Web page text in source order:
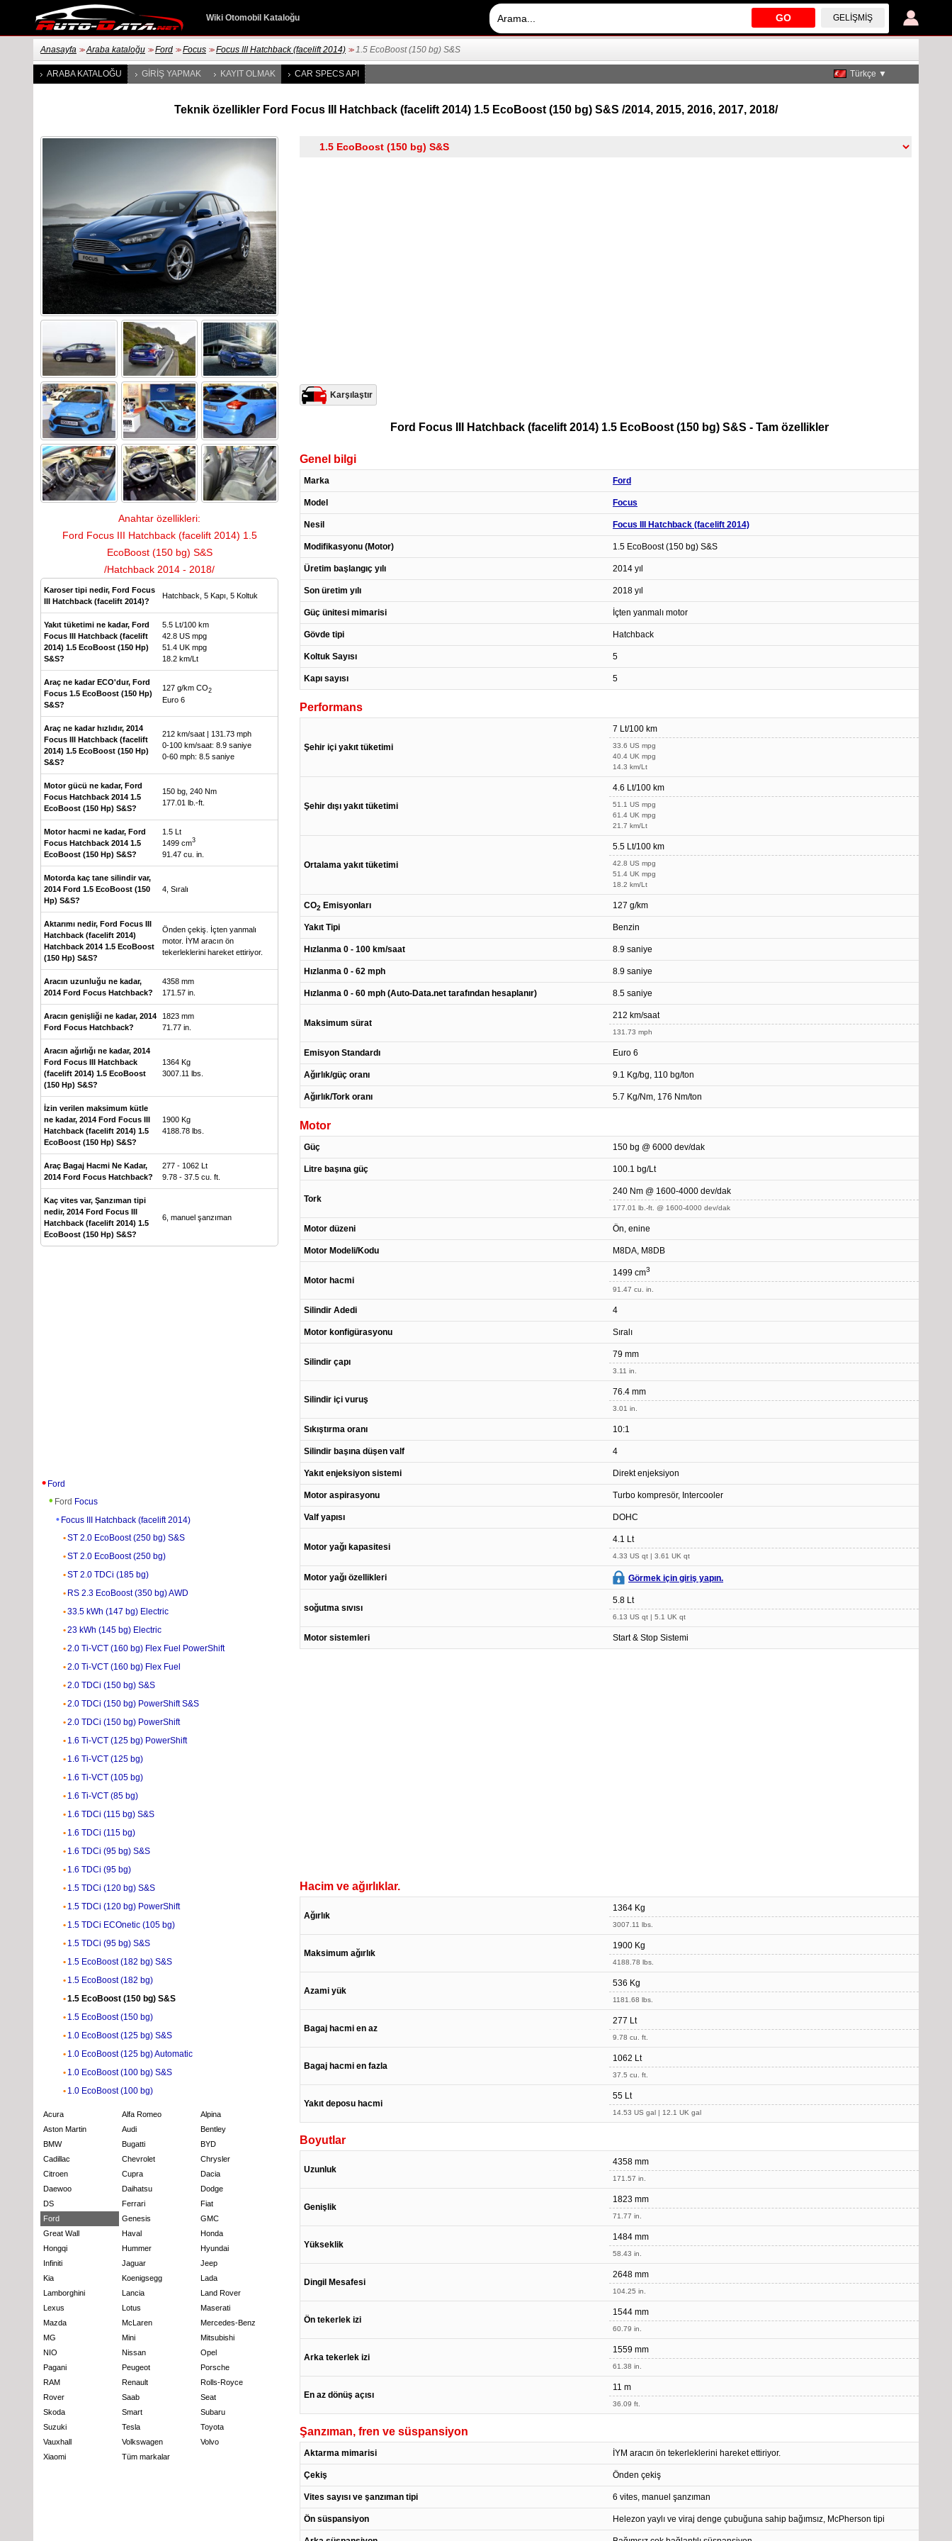
GO GELIŞMIŞ
Wiki Otomobil Kataloğu
Anasayfa >> Araba kataloğu >> Ford >> Focus >> Focus III Hatchback (facelift 2014) >> 1.5 EcoBoost (150 bg) S&S
ARABA KATALOĞU GIRIŞ YAPMAK KAYIT OLMAK CAR SPECS API Türkçe ▼
Teknik özellikler Ford Focus III Hatchback (facelift 2014) 1.5 EcoBoost (150 bg) S&S /2014, 2015, 2016, 2017, 2018/
Anahtar özellikleri:
Ford Focus III Hatchback (facelift 2014) 1.5
EcoBoost (150 bg) S&S
/Hatchback 2014 - 2018/
Karoser tipi nedir, Ford Focus
III Hatchback (facelift 2014)?
Hatchback, 5 Kapı, 5 Koltuk
Yakıt tüketimi ne kadar, Ford
Focus III Hatchback (facelift
2014) 1.5 EcoBoost (150 Hp)
S&S?
5.5 Lt/100 km
42.8 US mpg
51.4 UK mpg
18.2 km/Lt
Araç ne kadar ECO'dur, Ford
Focus 1.5 EcoBoost (150 Hp)
S&S?
127 g/km CO2
Euro 6
Araç ne kadar hızlıdır, 2014
Focus III Hatchback (facelift
2014) 1.5 EcoBoost (150 Hp)
S&S?
212 km/saat | 131.73 mph
0-100 km/saat: 8.9 saniye
0-60 mph: 8.5 saniye
Motor gücü ne kadar, Ford
Focus Hatchback 2014 1.5
EcoBoost (150 Hp) S&S?
150 bg, 240 Nm
177.01 lb.-ft.
Motor hacmi ne kadar, Ford
Focus Hatchback 2014 1.5
EcoBoost (150 Hp) S&S?
1.5 Lt
1499 cm3
91.47 cu. in.
Motorda kaç tane silindir var,
2014 Ford 1.5 EcoBoost (150
Hp) S&S?
4, Sıralı
Aktarımı nedir, Ford Focus III
Hatchback (facelift 2014)
Hatchback 2014 1.5 EcoBoost
(150 Hp) S&S?
Önden çekiş. İçten yanmalı
motor. İYM aracın ön
tekerleklerini hareket ettiriyor.
Aracın uzunluğu ne kadar,
2014 Ford Focus Hatchback?
4358 mm
171.57 in.
Aracın genişliği ne kadar, 2014
Ford Focus Hatchback?
1823 mm
71.77 in.
Aracın ağırlığı ne kadar, 2014
Ford Focus III Hatchback
(facelift 2014) 1.5 EcoBoost
(150 Hp) S&S?
1364 Kg
3007.11 lbs.
İzin verilen maksimum kütle
ne kadar, 2014 Ford Focus III
Hatchback (facelift 2014) 1.5
EcoBoost (150 Hp) S&S?
1900 Kg
4188.78 lbs.
Araç Bagaj Hacmi Ne Kadar,
2014 Ford Focus Hatchback?
277 - 1062 Lt
9.78 - 37.5 cu. ft.
Kaç vites var, Şanzıman tipi
nedir, 2014 Ford Focus III
Hatchback (facelift 2014) 1.5
EcoBoost (150 Hp) S&S?
6, manuel şanzıman
Ford
Ford Focus
Focus III Hatchback (facelift 2014)
ST 2.0 EcoBoost (250 bg) S&S
ST 2.0 EcoBoost (250 bg)
ST 2.0 TDCi (185 bg)
RS 2.3 EcoBoost (350 bg) AWD
33.5 kWh (147 bg) Electric
23 kWh (145 bg) Electric
2.0 Ti-VCT (160 bg) Flex Fuel PowerShift
2.0 Ti-VCT (160 bg) Flex Fuel
2.0 TDCi (150 bg) S&S
2.0 TDCi (150 bg) PowerShift S&S
2.0 TDCi (150 bg) PowerShift
1.6 Ti-VCT (125 bg) PowerShift
1.6 Ti-VCT (125 bg)
1.6 Ti-VCT (105 bg)
1.6 Ti-VCT (85 bg)
1.6 TDCi (115 bg) S&S
1.6 TDCi (115 bg)
1.6 TDCi (95 bg) S&S
1.6 TDCi (95 bg)
1.5 TDCi (120 bg) S&S
1.5 TDCi (120 bg) PowerShift
1.5 TDCi ECOnetic (105 bg)
1.5 TDCi (95 bg) S&S
1.5 EcoBoost (182 bg) S&S
1.5 EcoBoost (182 bg)
1.5 EcoBoost (150 bg) S&S
1.5 EcoBoost (150 bg)
1.0 EcoBoost (125 bg) S&S
1.0 EcoBoost (125 bg) Automatic
1.0 EcoBoost (100 bg) S&S
1.0 EcoBoost (100 bg)
Acura Alfa Romeo
Alpina
Aston Martin
Audi
Bentley
BMW
Bugatti
BYD
Cadillac
Chevrolet
Chrysler
Citroen
Cupra
Dacia
Daewoo
Daihatsu
Dodge
DS
Ferrari
Fiat
Ford
Genesis
GMC
Great Wall
Haval
Honda
Hongqi
Hummer
Hyundai
Infiniti
Jaguar
Jeep
Kia
Koenigsegg
Lada
Lamborghini
Lancia
Land Rover
Lexus
Lotus
Maserati
Mazda
McLaren
Mercedes-Benz
MG
Mini
Mitsubishi
NIO
Nissan
Opel
Pagani
Peugeot
Porsche
RAM
Renault
Rolls-Royce
Rover
Saab
Seat
Skoda
Smart
Subaru
Suzuki
Tesla
Toyota
Vauxhall
Volkswagen
Volvo
Xiaomi
Tüm markalar
Karşılaştır
Ford Focus III Hatchback (facelift 2014) 1.5 EcoBoost (150 bg) S&S - Tam özellikler
Genel bilgi
Marka Ford
Model Focus
Nesil Focus III Hatchback (facelift 2014)
Modifikasyonu (Motor) 1.5 EcoBoost (150 bg) S&S
Üretim başlangıç yılı 2014 yıl
Son üretim yılı 2018 yıl
Güç ünitesi mimarisi İçten yanmalı motor
Gövde tipi Hatchback
Koltuk Sayısı 5
Kapı sayısı 5
Performans
Şehir içi yakıt tüketimi
7 Lt/100 km
33.6 US mpg
40.4 UK mpg
14.3 km/Lt
Şehir dışı yakıt tüketimi
4.6 Lt/100 km
51.1 US mpg
61.4 UK mpg
21.7 km/Lt
Ortalama yakıt tüketimi
5.5 Lt/100 km
42.8 US mpg
51.4 UK mpg
18.2 km/Lt
CO2 Emisyonları 127 g/km
Yakıt Tipi Benzin
Hızlanma 0 - 100 km/saat 8.9 saniye
Hızlanma 0 - 62 mph 8.9 saniye
Hızlanma 0 - 60 mph (Auto-Data.net tarafından hesaplanır) 8.5 saniye
Maksimum sürat
212 km/saat
131.73 mph
Emisyon Standardı Euro 6
Ağırlık/güç oranı 9.1 Kg/bg, 110 bg/ton
Ağırlık/Tork oranı 5.7 Kg/Nm, 176 Nm/ton
Motor
Güç 150 bg @ 6000 dev/dak
Litre başına güç 100.1 bg/Lt
Tork
240 Nm @ 1600-4000 dev/dak
177.01 lb.-ft. @ 1600-4000 dev/dak
Motor düzeni Ön, enine
Motor Modeli/Kodu M8DA, M8DB
Motor hacmi
1499 cm3
91.47 cu. in.
Silindir Adedi 4
Motor konfigürasyonu Sıralı
Silindir çapı
79 mm
3.11 in.
Silindir içi vuruş
76.4 mm
3.01 in.
Sıkıştırma oranı 10:1
Silindir başına düşen valf 4
Yakıt enjeksiyon sistemi Direkt enjeksiyon
Motor aspirasyonu Turbo kompresör, Intercooler
Valf yapısı DOHC
Motor yağı kapasitesi
4.1 Lt
4.33 US qt | 3.61 UK qt
Motor yağı özellikleri Görmek için giriş yapın.
soğutma sıvısı
5.8 Lt
6.13 US qt | 5.1 UK qt
Motor sistemleri Start & Stop Sistemi
Hacim ve ağırlıklar.
Ağırlık
1364 Kg
3007.11 lbs.
Maksimum ağırlık
1900 Kg
4188.78 lbs.
Azami yük
536 Kg
1181.68 lbs.
Bagaj hacmi en az
277 Lt
9.78 cu. ft.
Bagaj hacmi en fazla
1062 Lt
37.5 cu. ft.
Yakıt deposu hacmi
55 Lt
14.53 US gal | 12.1 UK gal
Boyutlar
Uzunluk
4358 mm
171.57 in.
Genişlik
1823 mm
71.77 in.
Yükseklik
1484 mm
58.43 in.
Dingil Mesafesi
2648 mm
104.25 in.
Ön tekerlek izi
1544 mm
60.79 in.
Arka tekerlek izi
1559 mm
61.38 in.
En az dönüş açısı
11 m
36.09 ft.
Şanzıman, fren ve süspansiyon
Aktarma mimarisi İYM aracın ön tekerleklerini hareket ettiriyor.
Çekiş Önden çekiş
Vites sayısı ve şanzıman tipi 6 vites, manuel şanzıman
Ön süspansiyon Helezon yaylı ve viraj denge çubuğuna sahip bağımsız, McPherson tipi